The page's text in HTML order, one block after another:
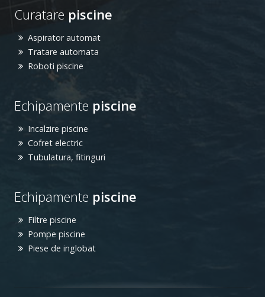
Curatare piscine
Aspirator automat
Tratare automata
Roboti piscine
Echipamente piscine
Incalzire piscine
Cofret electric
Tubulatura, fitinguri
Echipamente piscine
Filtre piscine
Pompe piscine
Piese de inglobat